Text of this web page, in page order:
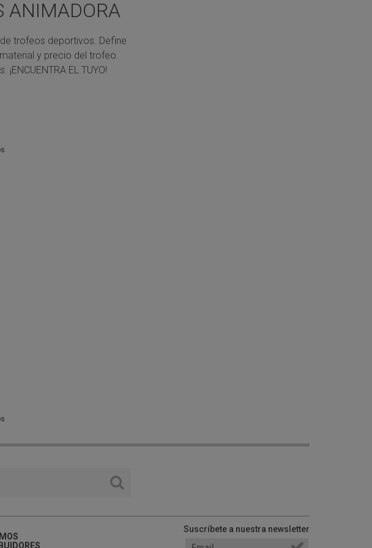
ANIMADORA
trofeos deportivos. Define
y precio del trofeo.
¡ENCUENTRA EL TUYO!
Suscríbete a nuestra newsletter